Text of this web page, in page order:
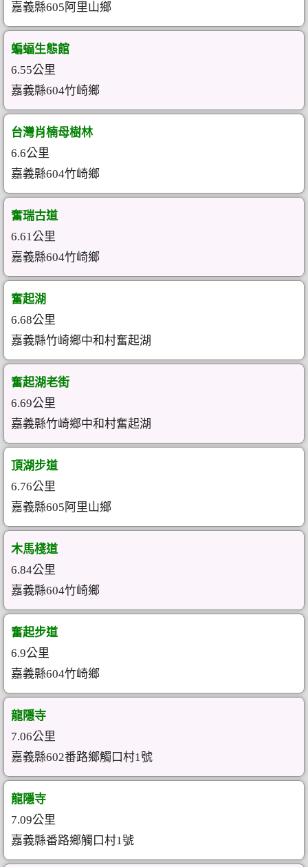
嘉義縣605阿里山鄉
蝙蝠生態館
6.55公里
嘉義縣604竹崎鄉
台灣肖楠母樹林
6.6公里
嘉義縣604竹崎鄉
奮瑞古道
6.61公里
嘉義縣604竹崎鄉
奮起湖
6.68公里
嘉義縣竹崎鄉中和村奮起湖
奮起湖老街
6.69公里
嘉義縣竹崎鄉中和村奮起湖
頂湖步道
6.76公里
嘉義縣605阿里山鄉
木馬棧道
6.84公里
嘉義縣604竹崎鄉
奮起步道
6.9公里
嘉義縣604竹崎鄉
龍隱寺
7.06公里
嘉義縣602番路鄉觸口村1號
龍隱寺
7.09公里
嘉義縣番路鄉觸口村1號